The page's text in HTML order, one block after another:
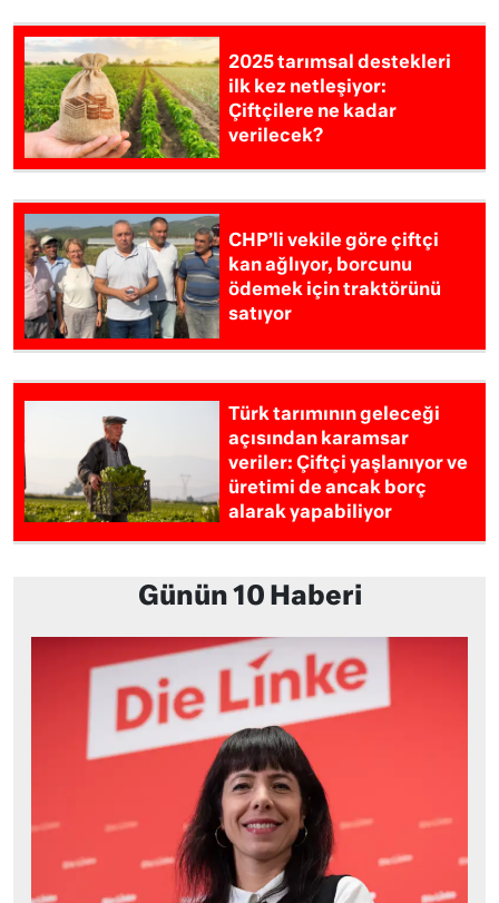
2025 tarımsal destekleri
ilk kez netleşiyor:
Çiftçilere ne kadar
verilecek?
CHP’li vekile göre çiftçi
kan ağlıyor, borcunu
ödemek için traktörünü
satıyor
Türk tarımının geleceği
açısından karamsar
veriler: Çiftçi yaşlanıyor ve
üretimi de ancak borç
alarak yapabiliyor
Günün 10 Haberi